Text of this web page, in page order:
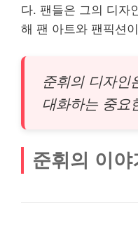
다. 팬들은 그의 디자
해 팬 아트와 팬픽션
준휘의 디자인
대화하는 중요
준휘의 이야